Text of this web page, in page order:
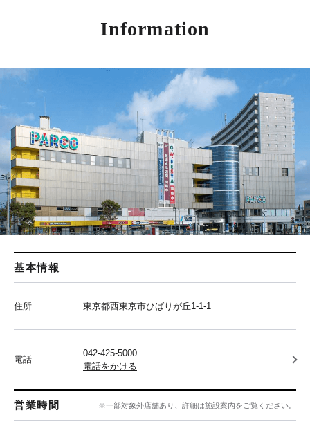
Information
基本情報
住所 東京都西東京市ひばりが丘1-1-1
電話
042-425-5000
電話をかける
営業時間 ※一部対象外店舗あり、詳細は施設案内をご覧ください。